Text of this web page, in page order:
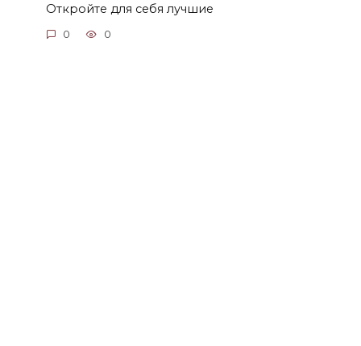
Откройте для себя лучшие
0 0